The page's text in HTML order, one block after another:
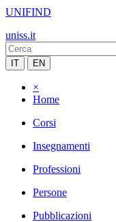
UNIFIND
uniss.it
IT EN
×
Home
Corsi
Insegnamenti
Professioni
Persone
Pubblicazioni